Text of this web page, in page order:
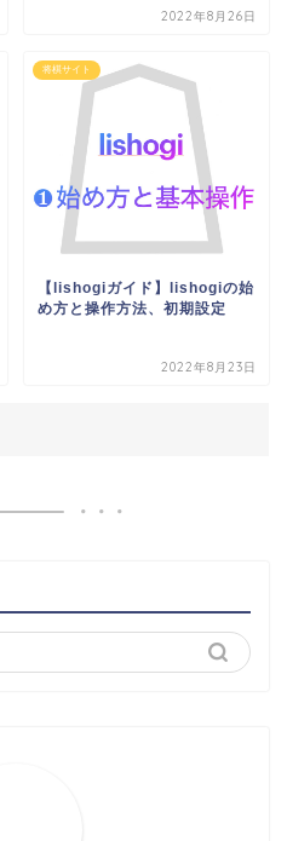
2022年8月26日
将棋サイト
【lishogiガイド】lishogiの始
め方と操作方法、初期設定
2022年8月23日